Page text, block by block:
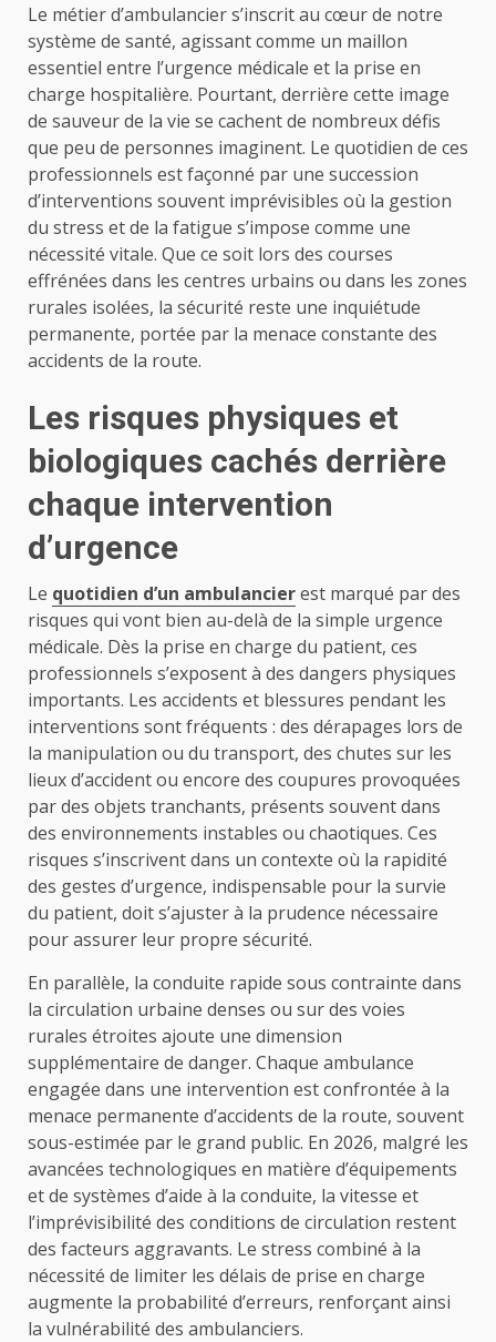
Le métier d’ambulancier s’inscrit au cœur de notre
système de santé, agissant comme un maillon
essentiel entre l’urgence médicale et la prise en
charge hospitalière. Pourtant, derrière cette image
de sauveur de la vie se cachent de nombreux défis
que peu de personnes imaginent. Le quotidien de ces
professionnels est façonné par une succession
d’interventions souvent imprévisibles où la gestion
du stress et de la fatigue s’impose comme une
nécessité vitale. Que ce soit lors des courses
effrénées dans les centres urbains ou dans les zones
rurales isolées, la sécurité reste une inquiétude
permanente, portée par la menace constante des
accidents de la route.
Les risques physiques et
biologiques cachés derrière
chaque intervention
d’urgence
Le quotidien d’un ambulancierest marqué par des
risques qui vont bien au-delà de la simple urgence
médicale. Dès la prise en charge du patient, ces
professionnels s’exposent à des dangers physiques
importants. Les accidents et blessures pendant les
interventions sont fréquents : des dérapages lors de
la manipulation ou du transport, des chutes sur les
lieux d’accident ou encore des coupures provoquées
par des objets tranchants, présents souvent dans
des environnements instables ou chaotiques. Ces
risques s’inscrivent dans un contexte où la rapidité
des gestes d’urgence, indispensable pour la survie
du patient, doit s’ajuster à la prudence nécessaire
pour assurer leur propre sécurité.
En parallèle, la conduite rapide sous contrainte dans
la circulation urbaine denses ou sur des voies
rurales étroites ajoute une dimension
supplémentaire de danger. Chaque ambulance
engagée dans une intervention est confrontée à la
menace permanente d’accidents de la route, souvent
sous-estimée par le grand public. En 2026, malgré les
avancées technologiques en matière d’équipements
et de systèmes d’aide à la conduite, la vitesse et
l’imprévisibilité des conditions de circulation restent
des facteurs aggravants. Le stress combiné à la
nécessité de limiter les délais de prise en charge
augmente la probabilité d’erreurs, renforçant ainsi
la vulnérabilité des ambulanciers.